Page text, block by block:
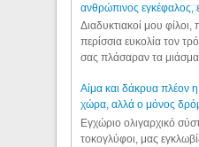
ανθρώπινος εγκέφαλος,
Διαδυκτιακοί μου φίλοι,
περίσσια ευκολία τον
σας πλάσαραν τα
Αίμα και δάκρυα πλέον η
χώρα, αλλά ο μόνος
Εγχώριο ολιγαρχικό
τοκογλύφοι, μας